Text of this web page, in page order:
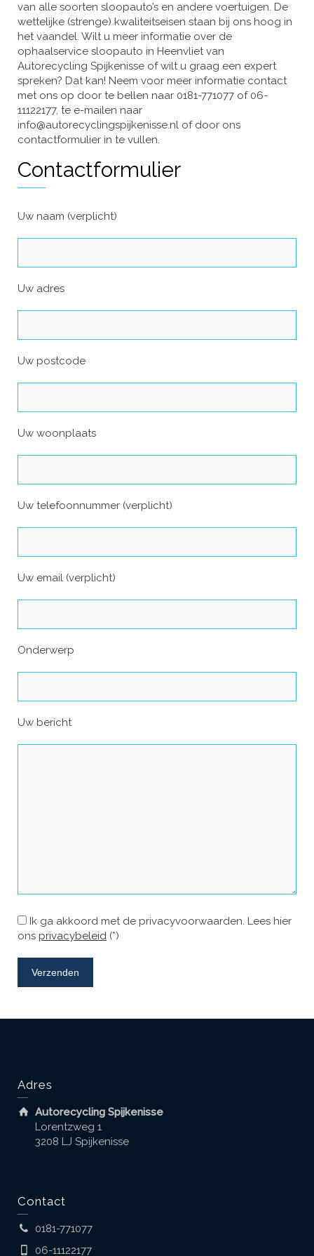
van alle soorten sloopauto’s en andere voertuigen. De
wettelijke (strenge) kwaliteitseisen staan bij ons hoog in
het vaandel. Wilt u meer informatie over de
ophaalservice sloopauto in Heenvliet van
Autorecycling Spijkenisse of wilt u graag een expert
spreken? Dat kan! Neem voor meer informatie contact
met ons op door te bellen naar 0181-771077 of 06-
11122177, te e-mailen naar
info@autorecyclingspijkenisse.nl of door ons
contactformulier in te vullen.
Contactformulier
Uw naam (verplicht)
Uw adres
Uw postcode
Uw woonplaats
Uw telefoonnummer (verplicht)
Uw email (verplicht)
Onderwerp
Uw bericht
Ik ga akkoord met de privacyvoorwaarden. Lees hier
ons privacybeleid (*)
Adres
Autorecycling Spijkenisse
Lorentzweg 1
3208 LJ Spijkenisse
Contact
0181-771077
06-11122177